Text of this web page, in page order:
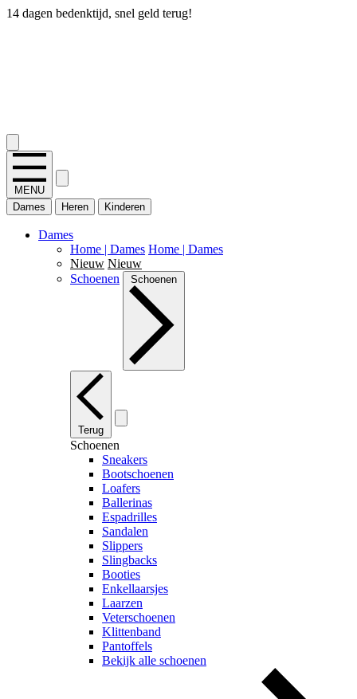
14 dagen bedenktijd, snel geld terug!
MENU
Dames
Heren Kinderen
Dames
Home | Dames Home | Dames
Nieuw Nieuw
Schoenen
Schoenen
Terug
Schoenen
Sneakers
Bootschoenen
Loafers
Ballerinas
Espadrilles
Sandalen
Slippers
Slingbacks
Booties
Enkellaarsjes
Laarzen
Veterschoenen
Klittenband
Pantoffels
Bekijk alle schoenen